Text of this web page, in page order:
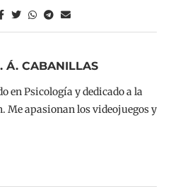
Á. CABANILLAS
en Psicología y dedicado a la
Me apasionan los videojuegos y